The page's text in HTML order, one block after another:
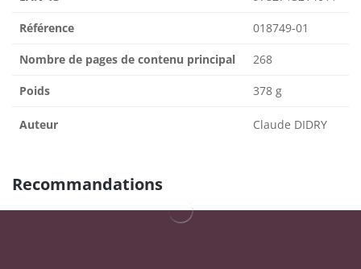
Référence 018749-01
Nombre de pages de contenu principal 268
Poids 378 g
Auteur Claude DIDRY
Recommandations